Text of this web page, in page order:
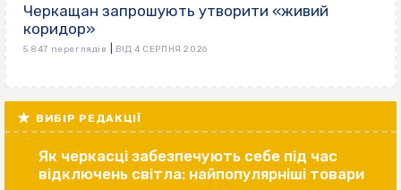
Черкащан запрошують утворити «живий
коридор»
5 847 переглядів ВІД 4 СЕРПНЯ 2026
ВИБІР РЕДАКЦІЇ
Як черкасці забезпечують себе під час
відключень світла: найпопулярніші товари